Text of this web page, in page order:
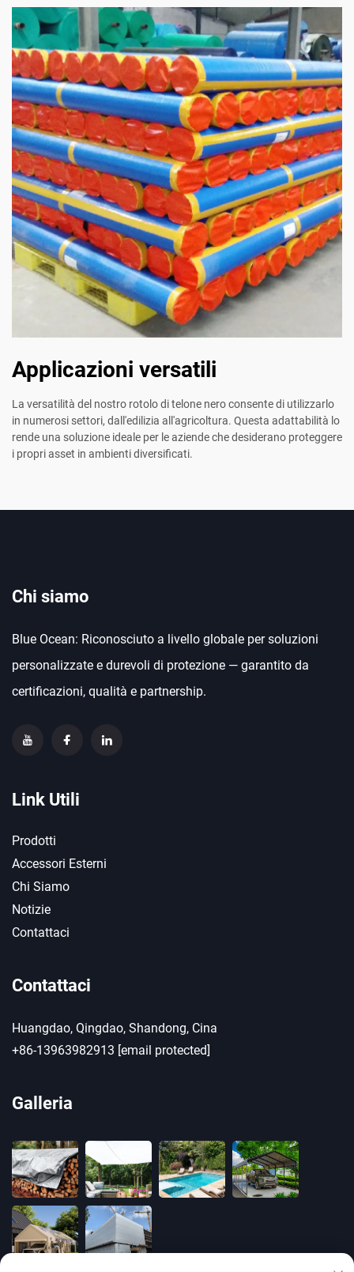
Applicazioni versatili
La versatilità del nostro rotolo di telone nero consente di utilizzarlo
in numerosi settori, dall'edilizia all'agricoltura. Questa adattabilità lo
rende una soluzione ideale per le aziende che desiderano proteggere
i propri asset in ambienti diversificati.
Chi siamo
Blue Ocean: Riconosciuto a livello globale per soluzioni
personalizzate e durevoli di protezione — garantito da
certificazioni, qualità e partnership.
Link Utili
Prodotti
Accessori Esterni
Chi Siamo
Notizie
Contattaci
Contattaci
Huangdao, Qingdao, Shandong, Cina
+86-13963982913 [email protected]
Galleria